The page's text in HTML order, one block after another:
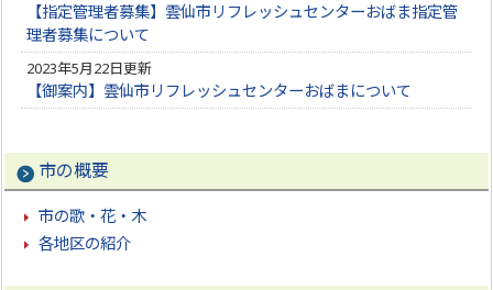
【指定管理者募集】雲仙市リフレッシュセンターおばま指定管
理者募集について
2023年5月22日更新
【御案内】雲仙市リフレッシュセンターおばまについて
市の概要
市の歌・花・木
各地区の紹介